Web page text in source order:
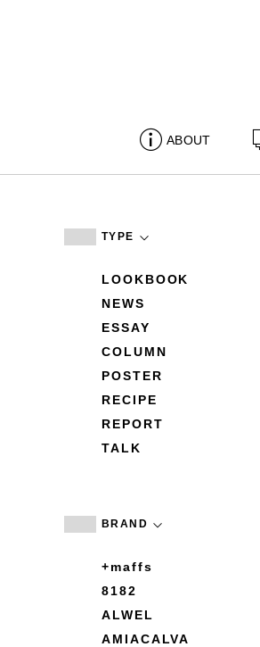
ABOUT
TYPE
LOOKBOOK
NEWS
ESSAY
COLUMN
POSTER
RECIPE
REPORT
TALK
BRAND
+maffs
8182
ALWEL
AMIACALVA